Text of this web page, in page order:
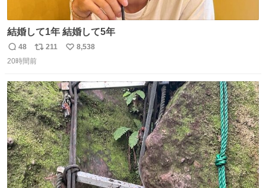
結婚して1年 結婚して5年
返
信
48
リ
ポ
ト
数
211
い
数
8,538
20時間前